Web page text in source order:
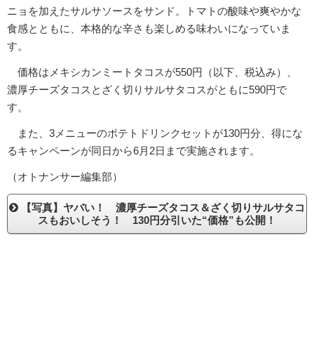
ニョを加えたサルサソースをサンド。トマトの酸味や爽やかな
食感とともに、本格的な辛さも楽しめる味わいになっていま
す。
価格はメキシカンミートタコスが550円（以下、税込み）、
濃厚チーズタコスとざく切りサルサタコスがともに590円で
す。
また、3メニューのポテトドリンクセットが130円分、得にな
るキャンペーンが同日から6月2日まで実施されます。
（オトナンサー編集部）
【写真】ヤバい！ 濃厚チーズタコス＆ざく切りサルサタコ
スもおいしそう！ 130円分引いた“価格”も公開！